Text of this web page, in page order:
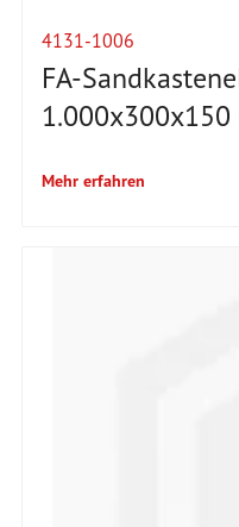
4131-1006
FA-
1.000x300x150
Mehr erfahren